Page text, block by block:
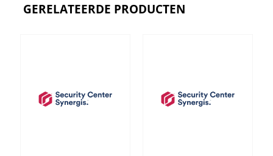
GERELATEERDE PRODUCTEN